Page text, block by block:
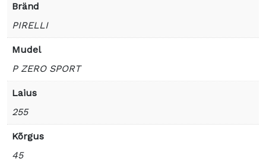
Bränd
PIRELLI
Mudel
P ZERO SPORT
Laius
255
Kõrgus
45